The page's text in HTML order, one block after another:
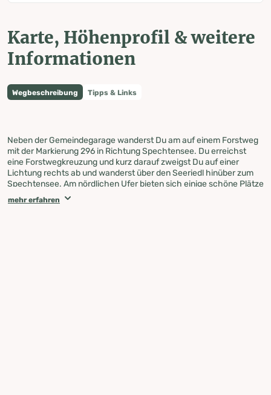
Karte, Höhenprofil & weitere
Informationen
Wegbeschreibung Tipps & Links
Neben der Gemeindegarage wanderst Du am auf einem Forstweg
mit der Markierung 296 in Richtung Spechtensee. Du erreichst
eine Forstwegkreuzung und kurz darauf zweigst Du auf einer
Lichtung rechts ab und wanderst über den Seeriedl hinüber zum
Spechtensee. Am nördlichen Ufer bieten sich einige schöne Plätze
zum Verweilen, etwas weiter vorne lädt die Spechtenseehütte zur
Einkehr ein. Nach einer Rast wanderst Du am Ostufer auf dem Weg
mehr erfahren